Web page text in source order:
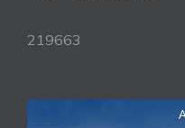
219663